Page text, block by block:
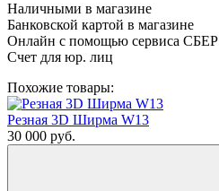
Наличными в магазине
Банковской картой в магазине
Онлайн с помощью сервиса СБЕР
Счет для юр. лиц
Похожие товары:
Резная 3D Ширма W13
30 000 руб.